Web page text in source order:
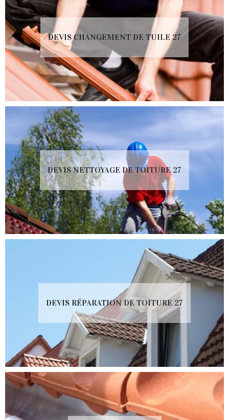
DEVIS CHANGEMENT DE TUILE 27
DEVIS NETTOYAGE DE TOITURE 27
DEVIS RÉPARATION DE TOITURE 27